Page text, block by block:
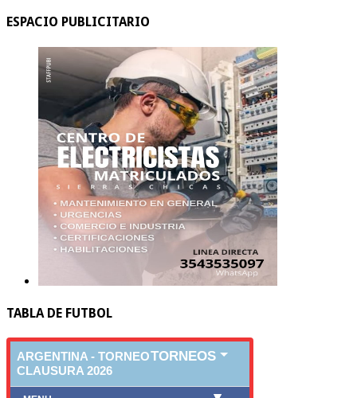
ESPACIO PUBLICITARIO
TABLA DE FUTBOL